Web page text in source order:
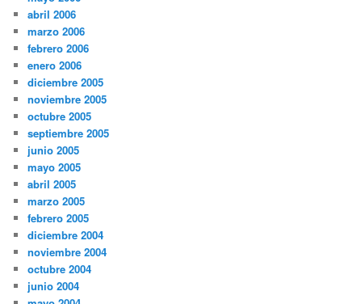
abril 2006
marzo 2006
febrero 2006
enero 2006
diciembre 2005
noviembre 2005
octubre 2005
septiembre 2005
junio 2005
mayo 2005
abril 2005
marzo 2005
febrero 2005
diciembre 2004
noviembre 2004
octubre 2004
junio 2004